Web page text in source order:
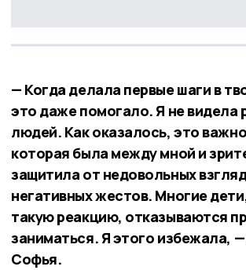
— Когда делала первые шаги в
это даже помогало. Я не видела
людей. Как оказалось, это
которая была между мной и
защитила от недовольных
негативных жестов. Многие
такую реакцию, отказываются
заниматься. Я этого избежала,
Софья.